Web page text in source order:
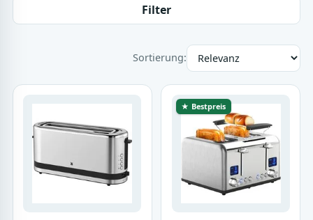
Filter
Sortierung:
★ Bestpreis